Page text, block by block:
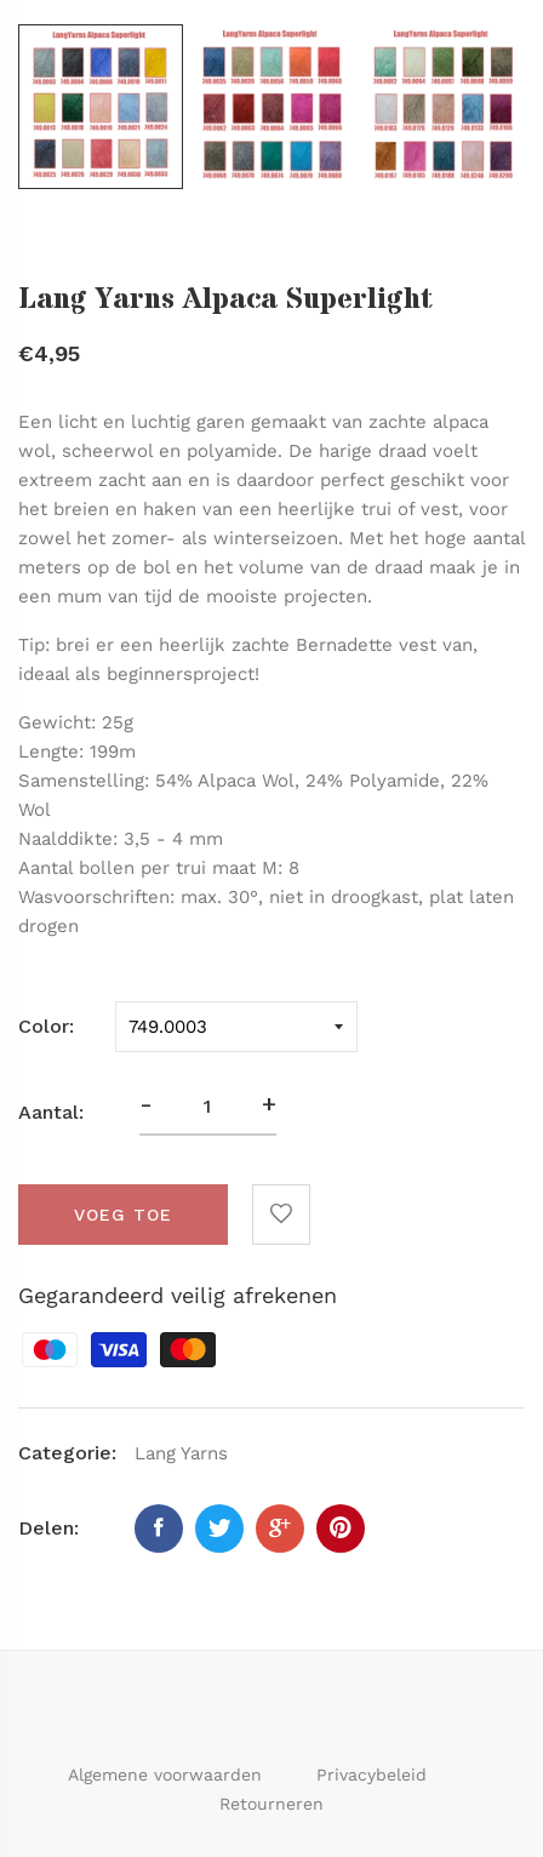
Lang Yarns Alpaca Superlight
€4,95
Een licht en luchtig garen gemaakt van zachte alpaca
wol, scheerwol en polyamide. De harige draad voelt
extreem zacht aan en is daardoor perfect geschikt voor
het breien en haken van een heerlijke trui of vest, voor
zowel het zomer- als winterseizoen. Met het hoge aantal
meters op de bol en het volume van de draad maak je in
een mum van tijd de mooiste projecten.
Tip: brei er een heerlijk zachte Bernadette vest van,
ideaal als beginnersproject!
Gewicht: 25g
Lengte: 199m
Samenstelling: 54% Alpaca Wol, 24% Polyamide, 22%
Wol
Naalddikte: 3,5 - 4 mm
Aantal bollen per trui maat M: 8
Wasvoorschriften: max. 30°, niet in droogkast, plat laten
drogen
Color
Aantal: - +
VOEG TOE
Gegarandeerd veilig afrekenen
Categorie: Lang Yarns
Delen:
Algemene voorwaarden
Privacybeleid
Retourneren